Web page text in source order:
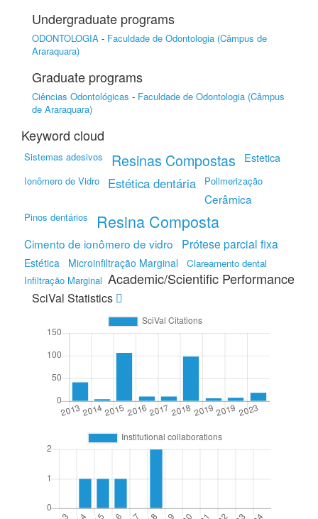
Undergraduate programs
ODONTOLOGIA - Faculdade de Odontologia (Câmpus de
Araraquara)
Graduate programs
Ciências Odontológicas - Faculdade de Odontologia (Câmpus
de Araraquara)
Keyword cloud
Sistemas adesivos Resinas Compostas Estetica
Ionômero de Vidro Estética dentária Polimerização
Cerâmica
Pinos dentários Resina Composta
Cimento de ionômero de vidro Prótese parcial fixa
Estética Microinfiltração Marginal
Clareamento dental
Infiltração Marginal Academic/Scientific Performance
SciVal Statistics